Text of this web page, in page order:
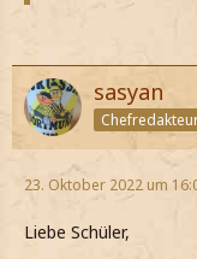
sasyan
23. Oktober 2022 um
Liebe Schüler,